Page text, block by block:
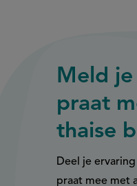
Meld je
praat
thaise
Deel je
praat mee met